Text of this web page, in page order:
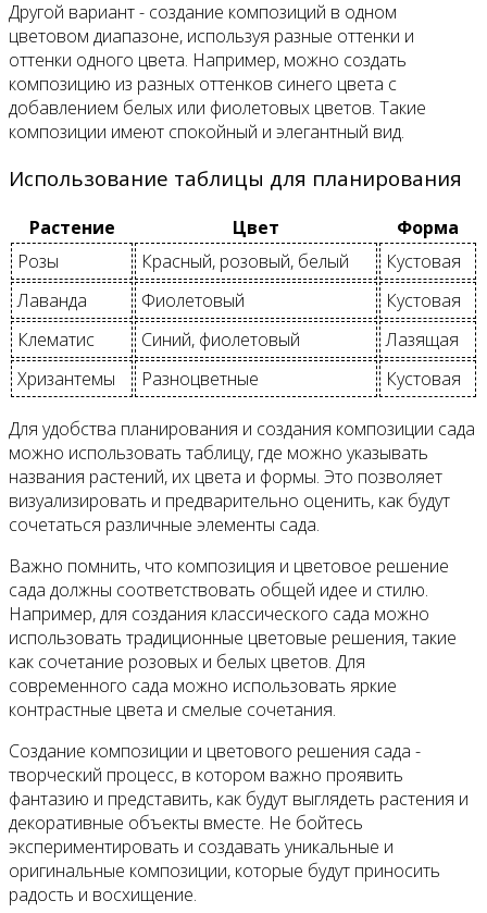
Другой вариант - создание композиций в одном
цветовом диапазоне, используя разные оттенки и
оттенки одного цвета. Например, можно создать
композицию из разных оттенков синего цвета с
добавлением белых или фиолетовых цветов. Такие
композиции имеют спокойный и элегантный вид.
Использование таблицы для планирования
Растение Цвет
Форма
Розы
Красный, розовый, белый
Кустовая
Лаванда
Фиолетовый
Кустовая
Клематис
Синий, фиолетовый
Лазящая
Хризантемы
Разноцветные Кустовая
Для удобства планирования и создания композиции сада
можно использовать таблицу, где можно указывать
названия растений, их цвета и формы. Это позволяет
визуализировать и предварительно оценить, как будут
сочетаться различные элементы сада.
Важно помнить, что композиция и цветовое решение
сада должны соответствовать общей идее и стилю.
Например, для создания классического сада можно
использовать традиционные цветовые решения, такие
как сочетание розовых и белых цветов. Для
современного сада можно использовать яркие
контрастные цвета и смелые сочетания.
Создание композиции и цветового решения сада -
творческий процесс, в котором важно проявить
фантазию и представить, как будут выглядеть растения и
декоративные объекты вместе. Не бойтесь
экспериментировать и создавать уникальные и
оригинальные композиции, которые будут приносить
радость и восхищение.